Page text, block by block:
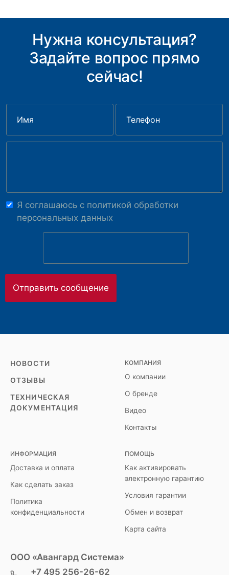
Нужна консультация?
Задайте вопрос прямо
сейчас!
Я соглашаюсь с политикой обработки
персональных данных
НОВОСТИ
ОТЗЫВЫ
ТЕХНИЧЕСКАЯ
ДОКУМЕНТАЦИЯ
КОМПАНИЯ
О компании
О бренде
Видео
Контакты
ИНФОРМАЦИЯ
Доставка и оплата
Как сделать заказ
Политика
конфиденциальности
ПОМОЩЬ
Как активировать
электронную гарантию
Условия гарантии
Обмен и возврат
Карта сайта
ООО «Авангард Система»
+7 495 256-26-62